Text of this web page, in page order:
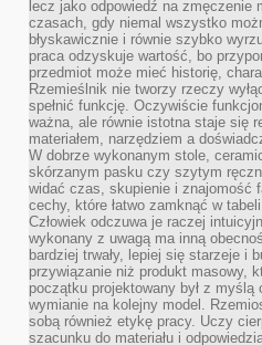
lecz jako odpowiedź na zmęczenie
czasach, gdy niemal wszystko
błyskawicznie i równie szybko
praca odzyskuje wartość, bo
przedmiot może mieć historię,
Rzemieślnik nie tworzy rzeczy
spełnić funkcję. Oczywiście
ważna, ale równie istotna staje się
materiałem, narzędziem a
W dobrze wykonanym stole,
skórzanym pasku czy szytym
widać czas, skupienie i znajomość
cechy, które łatwo zamknąć w
Człowiek odczuwa je raczej
wykonany z uwagą ma inną
bardziej trwały, lepiej się starzeje i
przywiązanie niż produkt masowy,
początku projektowany był z myślą
wymianie na kolejny model.
sobą również etykę pracy. Uczy
szacunku do materiału i